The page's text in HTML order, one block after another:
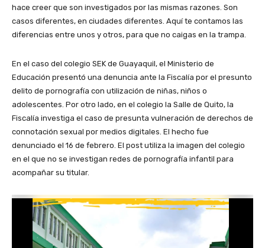
hace creer que son investigados por las mismas razones. Son
casos diferentes, en ciudades diferentes. Aquí te contamos las
diferencias entre unos y otros, para que no caigas en la trampa.
En el caso del colegio SEK de Guayaquil, el Ministerio de
Educación presentó una denuncia ante la Fiscalía por el presunto
delito de pornografía con utilización de niñas, niños o
adolescentes. Por otro lado, en el colegio la Salle de Quito, la
Fiscalía investiga el caso de presunta vulneración de derechos de
connotación sexual por medios digitales. El hecho fue
denunciado el 16 de febrero. El post utiliza la imagen del colegio
en el que no se investigan redes de pornografía infantil para
acompañar su titular.